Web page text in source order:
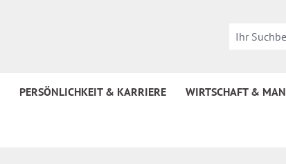
PERSÖNLICHKEIT & KARRIERE WIRTSCHAFT &